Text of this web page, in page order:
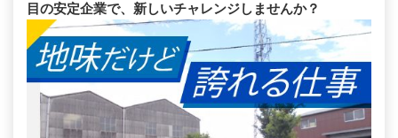
目の安定企業で、新しいチャレンジしませんか？